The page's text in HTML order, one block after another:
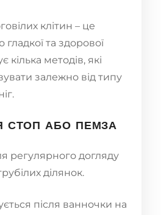
клітин – це
та здорової
кілька методів, які
залежно від типу
СТОП АБО ПЕМЗА
регулярного догляду
ділянок.
після ванночки на